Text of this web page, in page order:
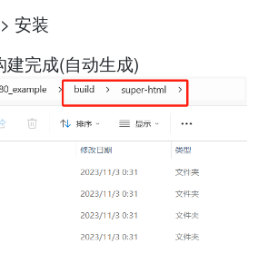
安装
建完成(自动生成)